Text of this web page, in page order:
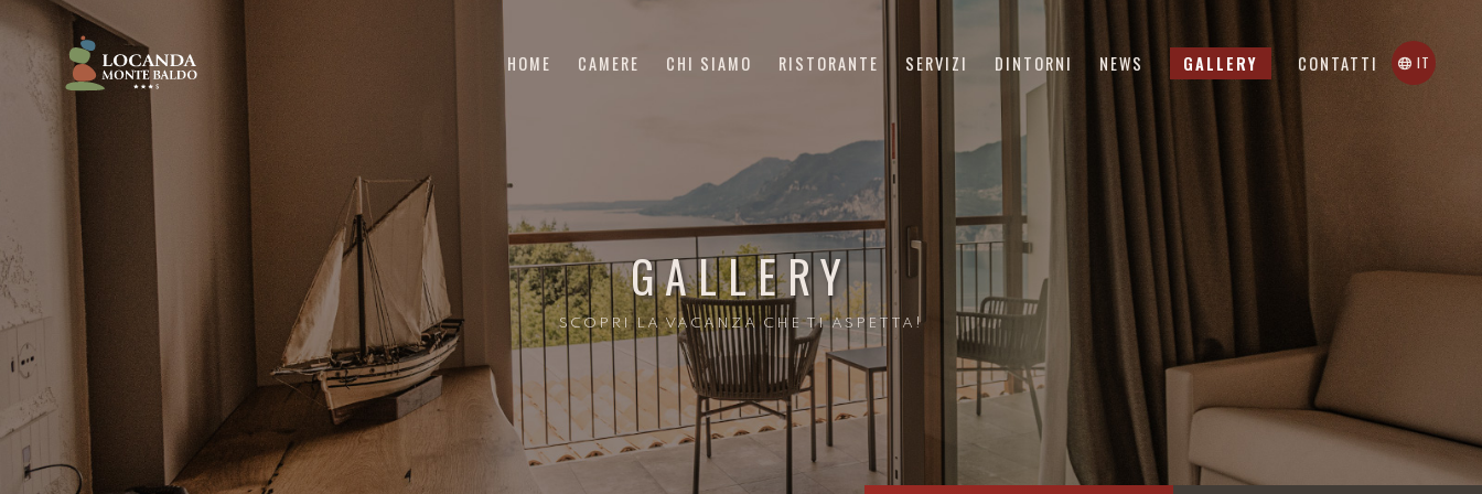
HOME CAMERE CHI SIAMO RISTORANTE SERVIZI DINTORNI NEWS (PAGINA CORRENTE)
GALLERY (PAGINA CORRENTE)
CONTATTI IT
GALLERY
SCOPRI LA VACANZA CHE TI ASPETTA!